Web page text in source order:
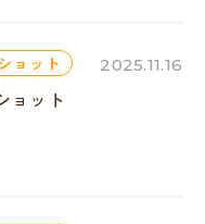
ョット 2025.11.16
ョット